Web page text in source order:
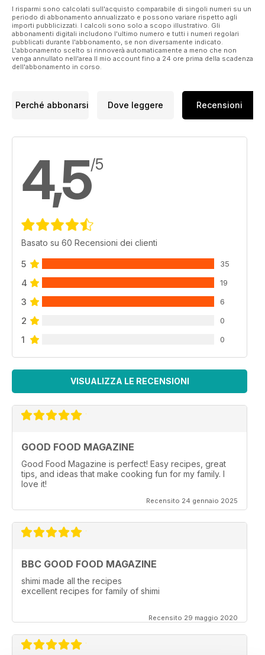
I risparmi sono calcolati sull'acquisto comparabile di singoli numeri su un
periodo di abbonamento annualizzato e possono variare rispetto agli
importi pubblicizzati. I calcoli sono solo a scopo illustrativo. Gli
abbonamenti digitali includono l'ultimo numero e tutti i numeri regolari
pubblicati durante l'abbonamento, se non diversamente indicato.
L'abbonamento scelto si rinnoverà automaticamente a meno che non
venga annullato nell'area Il mio account fino a 24 ore prima della scadenza
dell'abbonamento in corso.
Perché abbonarsi Dove leggere Recensioni
4,5/5
Basato su 60 Recensioni dei clienti
5 35
4 19
3 6
2 0
1 0
VISUALIZZA LE RECENSIONI
GOOD FOOD MAGAZINE
Good Food Magazine is perfect! Easy recipes, great
tips, and ideas that make cooking fun for my family. I
love it!
Recensito 24 gennaio 2025
BBC GOOD FOOD MAGAZINE
shimi made all the recipes
excellent recipes for family of shimi
Recensito 29 maggio 2020